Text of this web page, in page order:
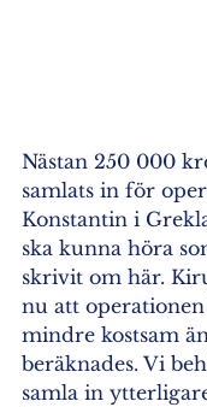
Nästan 250 000
samlats in för
Konstantin i
ska kunna höra
skrivit om här.
nu att
mindre kostsam
beräknades. Vi
samla in